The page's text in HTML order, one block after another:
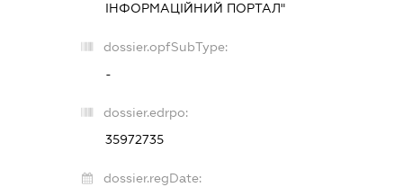
ІНФОРМАЦІЙНИЙ ПОРТАЛ"
dossier.opfSubType:
-
dossier.edrpo:
35972735
dossier.regDate: